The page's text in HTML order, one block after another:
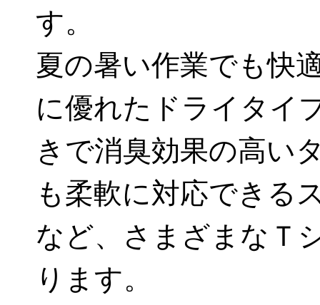
す。
夏の暑い作業でも快
に優れたドライタイ
きで消臭効果の高い
も柔軟に対応できる
など、さまざまなＴ
ります。